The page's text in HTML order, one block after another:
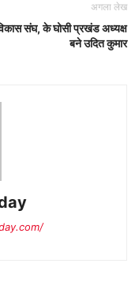
अगला लेख
संघ, के घोसी प्रखंड अध्यक्ष
बने उदित कुमार